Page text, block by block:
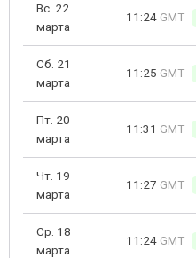
Вс. 22
марта
11:24 GMT
Сб. 21
марта
11:25 GMT
Пт. 20
марта
11:31 GMT
Чт. 19
марта
11:27 GMT
Ср. 18
марта
11:24 GMT